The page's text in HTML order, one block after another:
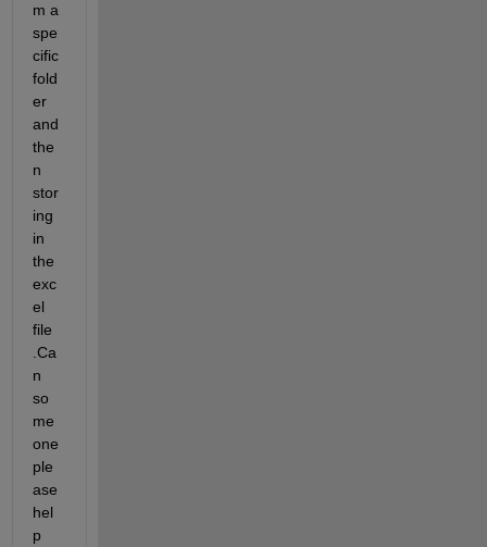
m a
spe
cific
fold
er
and
the
n
stor
ing
in
the
exc
el
file
.Ca
n
so
me
one
ple
ase
hel
p